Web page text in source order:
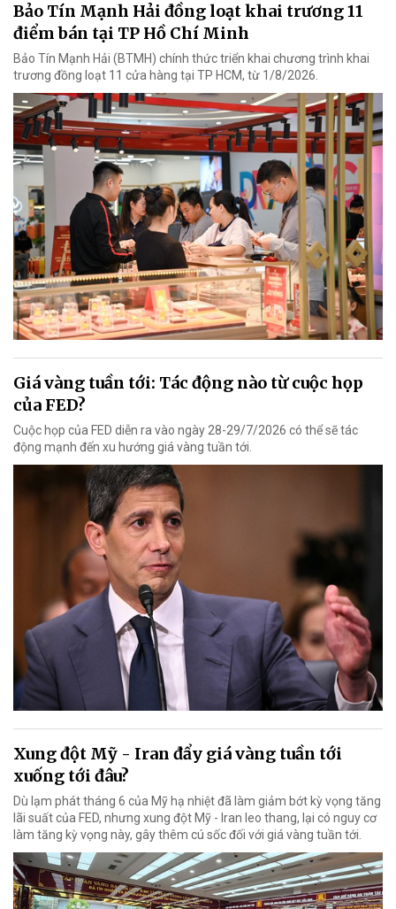
Bảo Tín Mạnh Hải đồng loạt khai trương 11
điểm bán tại TP Hồ Chí Minh
Bảo Tín Mạnh Hải (BTMH) chính thức triển khai chương trình khai
trương đồng loạt 11 cửa hàng tại TP HCM, từ 1/8/2026.
Giá vàng tuần tới: Tác động nào từ cuộc họp
của FED?
Cuộc họp của FED diễn ra vào ngày 28-29/7/2026 có thể sẽ tác
động mạnh đến xu hướng giá vàng tuần tới.
Xung đột Mỹ - Iran đẩy giá vàng tuần tới
xuống tới đâu?
Dù lạm phát tháng 6 của Mỹ hạ nhiệt đã làm giảm bớt kỳ vọng tăng
lãi suất của FED, nhưng xung đột Mỹ - Iran leo thang, lại có nguy cơ
làm tăng kỳ vọng này, gây thêm cú sốc đối với giá vàng tuần tới.